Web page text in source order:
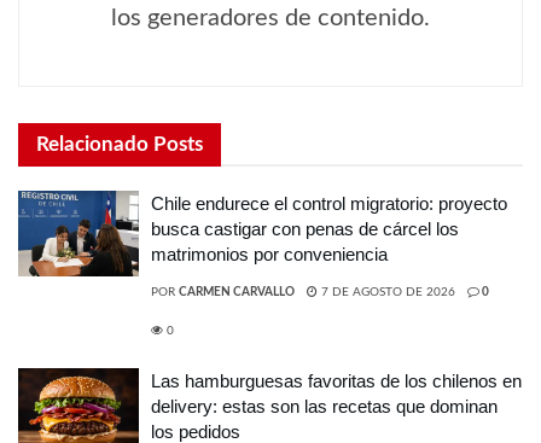
los generadores de contenido.
Relacionado Posts
Chile endurece el control migratorio: proyecto
busca castigar con penas de cárcel los
matrimonios por conveniencia
POR CARMEN CARVALLO 7 DE AGOSTO DE 2026 0
0
Las hamburguesas favoritas de los chilenos en
delivery: estas son las recetas que dominan
los pedidos